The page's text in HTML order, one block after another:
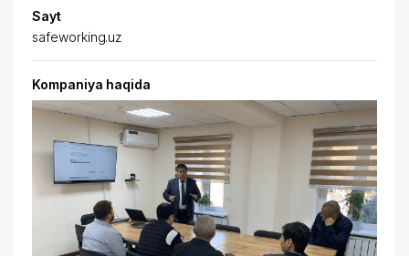
Sayt
safeworking.uz
Kompaniya haqida